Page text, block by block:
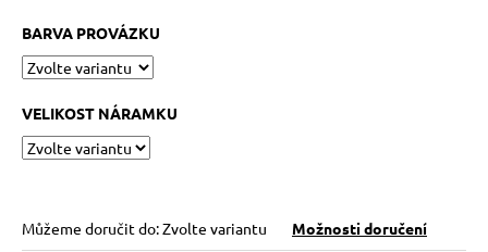
BARVA PROVÁZKU
VELIKOST NÁRAMKU
Můžeme doručit do:Zvolte variantu Možnosti doručení
HEMATITOVÉ
SRDÍČKO
–
NÁRAMEK
169
Kč